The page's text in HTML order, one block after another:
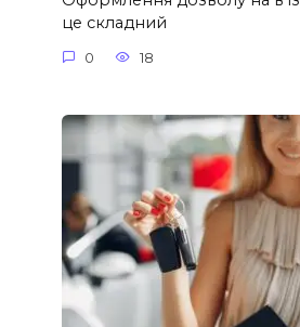
це складний
0 18